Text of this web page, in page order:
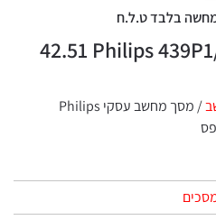
בלבד ט.ל.ח
מסך מחשב עסקי Philips 439P1/01 ‏42.51
/ מסך מחשב עסקי Philips